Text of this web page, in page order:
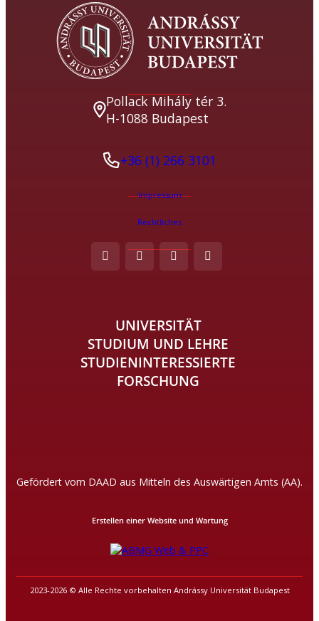
Pollack Mihály tér 3.
H-1088 Budapest
+36 (1) 266 3101
Impressum
Rechtliches
UNIVERSITÄT
STUDIUM UND LEHRE
STUDIENINTERESSIERTE
FORSCHUNG
Gefördert vom DAAD aus Mitteln des Auswärtigen Amts (AA).
2023-2026 © Alle Rechte vorbehalten Andrássy Universität Budapest
Erstellen einer Website und Wartung